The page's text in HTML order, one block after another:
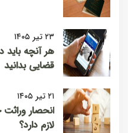
۲۳ تیر ۱۴۰۵
هر آنچه باید
قضایی بدانید
۲۱ تیر ۱۴۰۵
انحصار
لازم دارد؟